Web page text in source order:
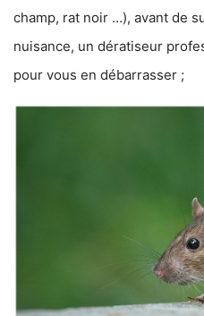
champ, rat noir …), avant de
nuisance, un dératiseur
pour vous en débarrasser ;